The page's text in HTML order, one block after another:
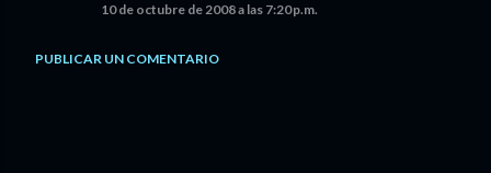
10 de octubre de 2008 a las 7:20 p.m.
PUBLICAR UN COMENTARIO